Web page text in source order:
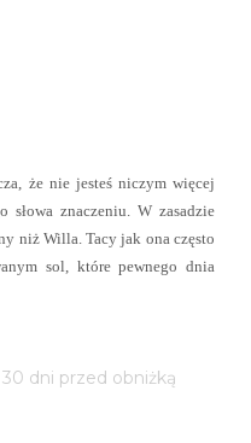
że nie jesteś niczym więcej
znaczeniu. W zasadzie
niż Willa. Tacy jak ona często
sol, które pewnego dnia
dni przed obniżką